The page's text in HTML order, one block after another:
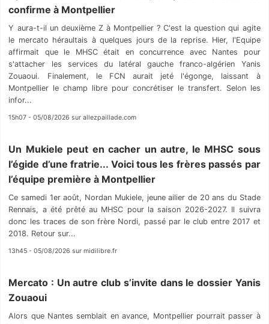
confirme à Montpellier
Y aura-t-il un deuxième Z à Montpellier ? C'est la question qui agite
le mercato héraultais à quelques jours de la reprise. Hier, l'Equipe
affirmait que le MHSC était en concurrence avec Nantes pour
s'attacher les services du latéral gauche franco-algérien Yanis
Zouaoui. Finalement, le FCN aurait jeté l'égonge, laissant à
Montpellier le champ libre pour concrétiser le transfert. Selon les
infor...
15h07 - 05/08/2026 sur allezpaillade.com
Un Mukiele peut en cacher un autre, le MHSC sous
l’égide d’une fratrie... Voici tous les frères passés par
l’équipe première à Montpellier
Ce samedi 1er août, Nordan Mukiele, jeune ailier de 20 ans du Stade
Rennais, a été prêté au MHSC pour la saison 2026-2027. Il suivra
donc les traces de son frère Nordi, passé par le club entre 2017 et
2018. Retour sur...
13h45 - 05/08/2026 sur midilibre.fr
Mercato : Un autre club s’invite dans le dossier Yanis
Zouaoui
Alors que Nantes semblait en avance, Montpellier pourrait passer à